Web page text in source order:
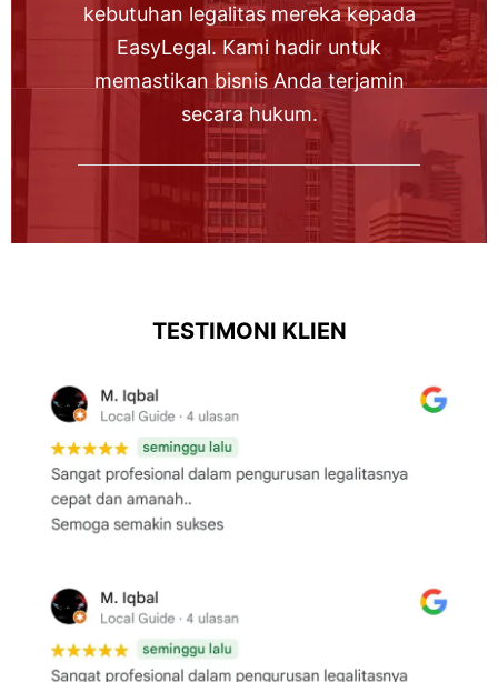
kebutuhan legalitas mereka kepada
EasyLegal. Kami hadir untuk
memastikan bisnis Anda terjamin
secara hukum.
TESTIMONI KLIEN